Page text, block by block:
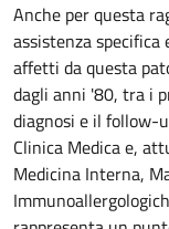
Anche per questa
assistenza
affetti da questa
dagli anni '80, tra i
diagnosi e il follow-
Clinica Medica e,
Medicina Interna,